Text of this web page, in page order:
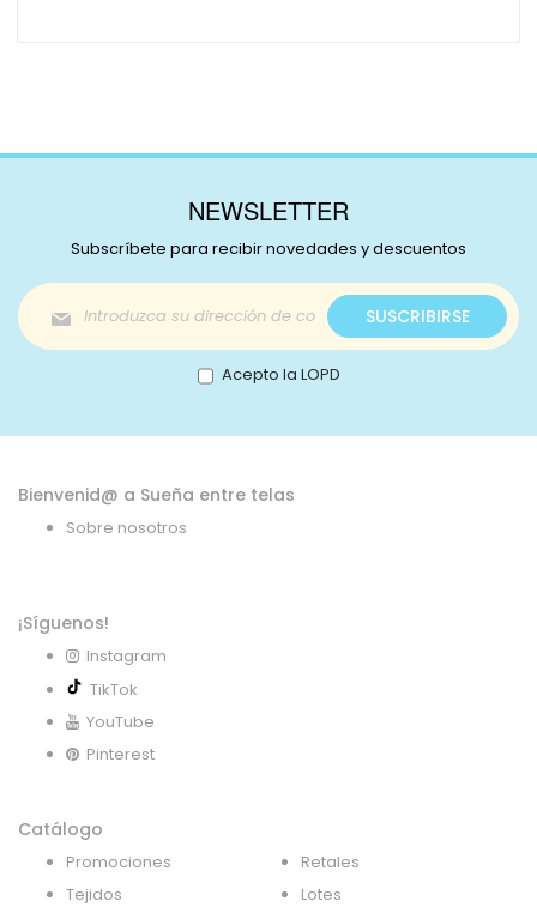
NEWSLETTER
Subscríbete para recibir novedades y descuentos
Inscríbase
a
nuestro
boletín
de
SUSCRIBIRSE
Acepto la LOPD
Bienvenid@ a Sueña entre telas
Sobre nosotros
¡Síguenos!
Instagram
TikTok
YouTube
Pinterest
Catálogo
Promociones
Tejidos
Retales
Lotes